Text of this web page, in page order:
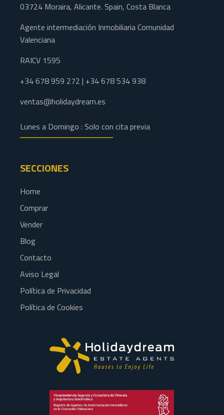
03724 Moraira, Alicante. Spain, Costa Blanca
Agente intermediación Inmobiliaria Comunidad
Valenciana
RAICV 1595
+34 678 959 272 | +34 678 534 938
ventas@holidaydream.es
Lunes a Domingo : Solo con cita previa
SECCIONES
Home
Comprar
Vender
Blog
Contacto
Aviso Legal
Política de Privacidad
Política de Cookies